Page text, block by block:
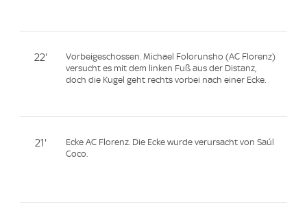
22'
Vorbeigeschossen. Michael Folorunsho (AC Florenz)
versucht es mit dem linken Fuß aus der Distanz,
doch die Kugel geht rechts vorbei nach einer Ecke.
21'
Ecke AC Florenz. Die Ecke wurde verursacht von Saúl
Coco.